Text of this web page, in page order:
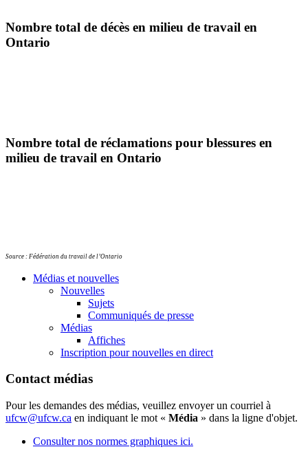
Nombre total de décès en milieu de travail en
Ontario
Nombre total de réclamations pour blessures en
milieu de travail en Ontario
Source : Fédération du travail de l’Ontario
Médias et nouvelles
Nouvelles
Sujets
Communiqués de presse
Médias
Affiches
Inscription pour nouvelles en direct
Contact médias
Pour les demandes des médias, veuillez envoyer un courriel à
ufcw@ufcw.ca en indiquant le mot « Média » dans la ligne d'objet.
Consulter nos normes graphiques ici.